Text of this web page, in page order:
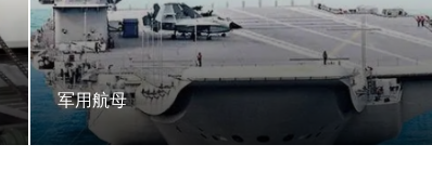
军用航母